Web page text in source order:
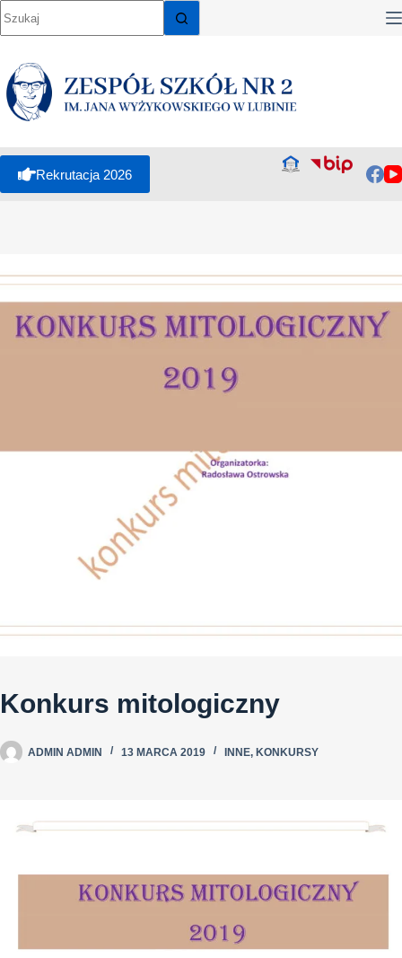
Rekrutacja 2026
Konkurs mitologiczny
ADMIN ADMIN 13 MARCA 2019 INNE, KONKURSY